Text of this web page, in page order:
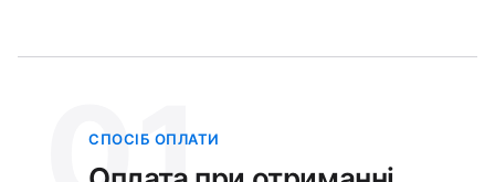
СПОСІБ ОПЛАТИ